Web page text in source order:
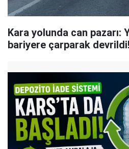
Kara yolunda can pazarı:
bariyere çarparak devrildi!